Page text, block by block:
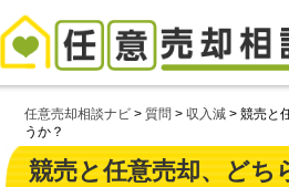
任意売却相談ナビ >質問 >収入減 >競売と
うか？
競売と任意売却、どち